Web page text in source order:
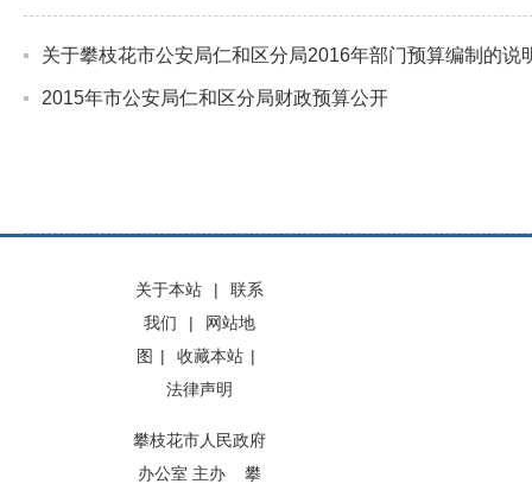
关于攀枝花市公安局仁和区分局2016年部门预算编制的说
2015年市公安局仁和区分局财政预算公开
关于本站 |
联系
我们
|
网站地
图 | 收藏本站 |
法律声明
攀枝花市人民政府
办公室 主办 攀